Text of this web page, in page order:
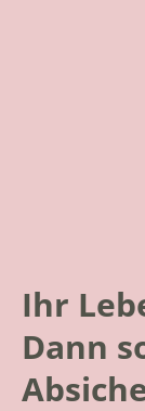
Ihr
Dann